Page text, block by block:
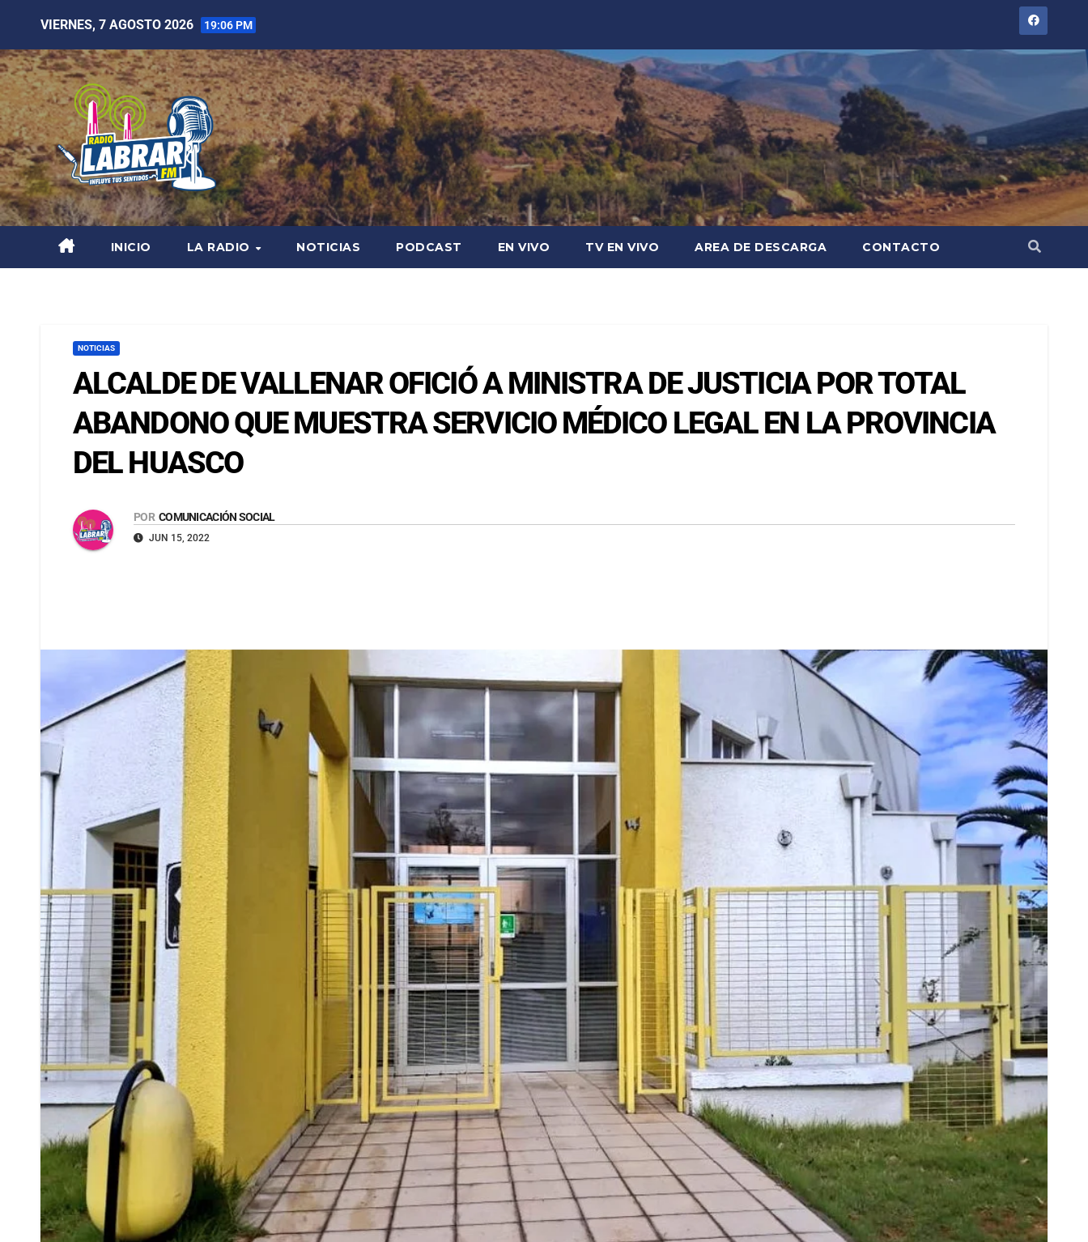
VIERNES, 7 AGOSTO 2026 19:06 PM
INICIO LA RADIO NOTICIAS PODCAST EN VIVO TV EN VIVO AREA DE DESCARGA CONTACTO
NOTICIAS
ALCALDE DE VALLENAR OFICIÓ A MINISTRA DE JUSTICIA POR TOTAL
ABANDONO QUE MUESTRA SERVICIO MÉDICO LEGAL EN LA PROVINCIA
DEL HUASCO
POR COMUNICACIÓN SOCIAL
JUN 15, 2022